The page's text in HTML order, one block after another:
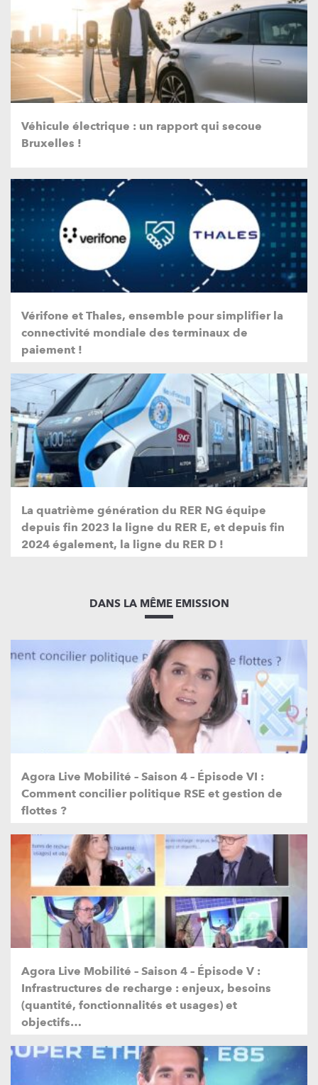
Véhicule électrique : un rapport qui secoue
Bruxelles !
Vérifone et Thales, ensemble pour simplifier la
connectivité mondiale des terminaux de
paiement !
La quatrième génération du RER NG équipe
depuis fin 2023 la ligne du RER E, et depuis fin
2024 également, la ligne du RER D !
DANS LA MÊME EMISSION
Agora Live Mobilité – Saison 4 – Épisode VI :
Comment concilier politique RSE et gestion de
flottes ?
Agora Live Mobilité – Saison 4 – Épisode V :
Infrastructures de recharge : enjeux, besoins
(quantité, fonctionnalités et usages) et
objectifs…